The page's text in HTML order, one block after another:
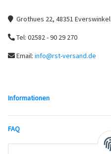
Grothues 22, 48351 Everswinkel
Tel: 02582 - 90 29 270
Email: info@rst-versand.de
Informationen
FAQ